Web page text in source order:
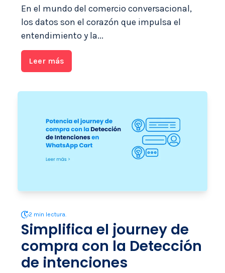
En el mundo del comercio conversacional,
los datos son el corazón que impulsa el
entendimiento y la...
Leer más
2 min lectura.
Simplifica el journey de
compra con la Detección
de intenciones